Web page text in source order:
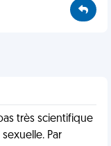
très scientifique
Par